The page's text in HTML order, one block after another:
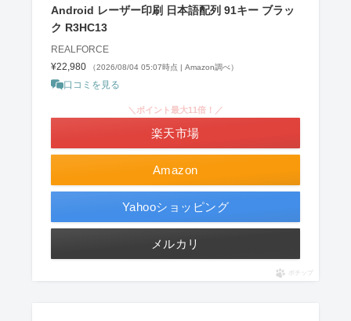
Android レーザー印刷 日本語配列 91キー ブラッ
ク R3HC13
REALFORCE
¥22,980
（2026/08/04 05:07時点 | Amazon調べ）
口コミを見る
Amazon
＼ポイント最大11倍！／
楽天市場
Yahooショッピング
メルカリ
ポチップ